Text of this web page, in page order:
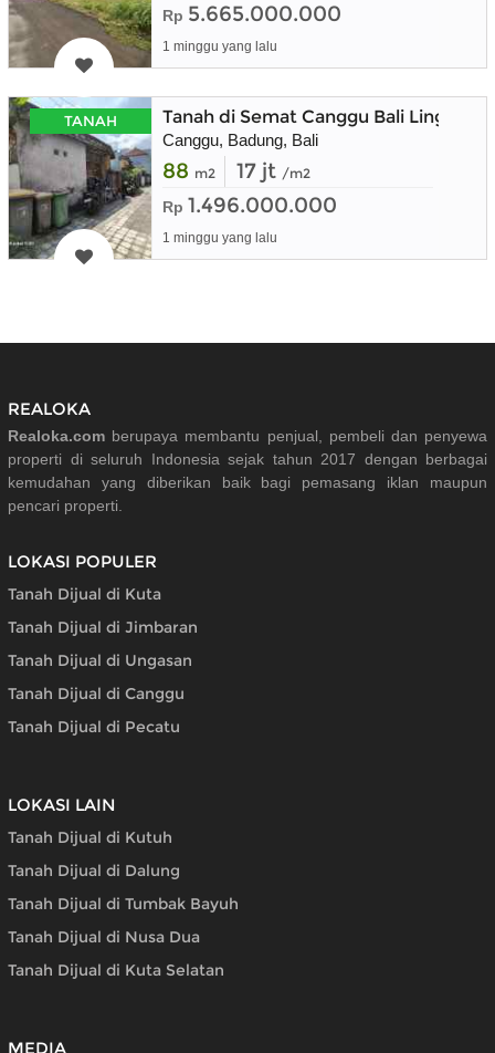
Rp 5.665.000.000
1 minggu yang lalu
TANAH Tanah di Semat Canggu Bali
Canggu, Badung, Bali
88 m2 17 jt /m2
Rp 1.496.000.000
1 minggu yang lalu
REALOKA
Realoka.com berupaya membantu penjual, pembeli dan penyewa
properti di seluruh Indonesia sejak tahun 2017 dengan berbagai
kemudahan yang diberikan baik bagi pemasang iklan maupun
pencari properti.
LOKASI POPULER
Tanah Dijual di Kuta
Tanah Dijual di Jimbaran
Tanah Dijual di Ungasan
Tanah Dijual di Canggu
Tanah Dijual di Pecatu
LOKASI LAIN
Tanah Dijual di Kutuh
Tanah Dijual di Dalung
Tanah Dijual di Tumbak Bayuh
Tanah Dijual di Nusa Dua
Tanah Dijual di Kuta Selatan
MEDIA